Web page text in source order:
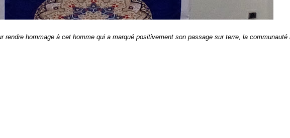
rendre hommage à cet homme qui a marqué positivement son passage sur terre, la